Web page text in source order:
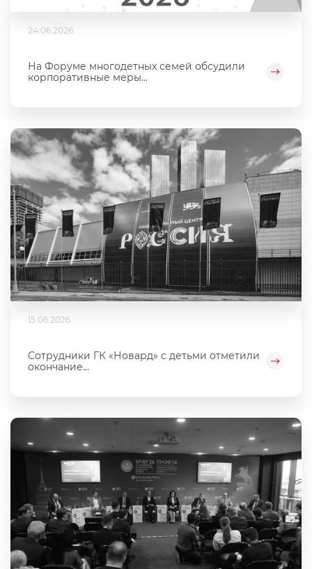
24.06.2026
На Форуме многодетных семей обсудили
корпоративные меры...
15.06.2026
Сотрудники ГК «Новард» с детьми отметили
окончание...